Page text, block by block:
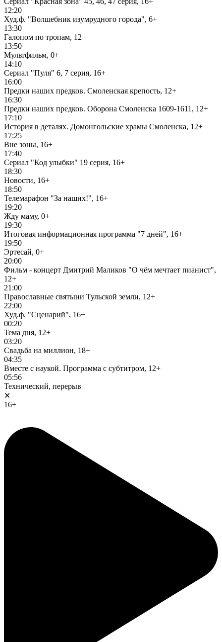
12:20
Худ.ф. "Волшебник изумрудного города", 6+
13:30
Галопом по тропам, 12+
13:50
Мультфильм, 0+
14:10
Сериал "Пуля" 6, 7 серия, 16+
16:00
Предки наших предков. Смоленская крепость, 12+
16:30
Предки наших предков. Оборона Смоленска 1609-1611, 12+
17:10
История в деталях. Домонгольские храмы Смоленска, 12+
17:25
Вне зоны, 16+
17:40
Сериал "Код улыбки" 19 серия, 16+
18:30
Новости, 16+
18:50
Телемарафон "За наших!", 16+
19:20
Жду маму, 0+
19:30
Итоговая информационная программа "7 дней", 16+
19:50
Эртесай, 0+
20:00
Фильм - концерт Дмитрий Маликов "О чём мечтает пианист",
12+
21:00
Православные святыни Тульской земли, 12+
22:00
Худ.ф. "Сценарий", 16+
00:20
Тема дня, 12+
03:20
Свадьба на миллион, 18+
04:35
Вместе с наукой. Программа с субтитром, 12+
05:56
Технический, перерыв
✕
16+